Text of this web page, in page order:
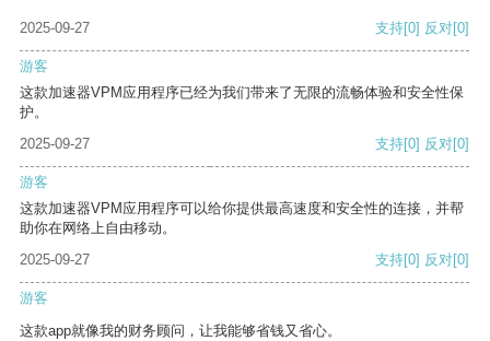
2025-09-27 支持[0] 反对[0]
游客
这款加速器VPM应用程序已经为我们带来了无限的流畅体验和安全性保
护。
2025-09-27
支持[0] 反对[0]
游客
这款加速器VPM应用程序可以给你提供最高速度和安全性的连接，并帮
助你在网络上自由移动。
2025-09-27
支持[0] 反对[0]
游客
这款app就像我的财务顾问，让我能够省钱又省心。